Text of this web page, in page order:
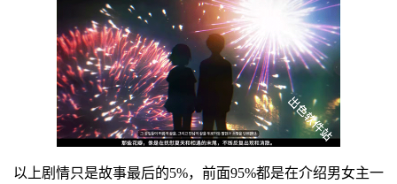
以上剧情只是故事最后的5%，前面95%都是在介绍男女主一